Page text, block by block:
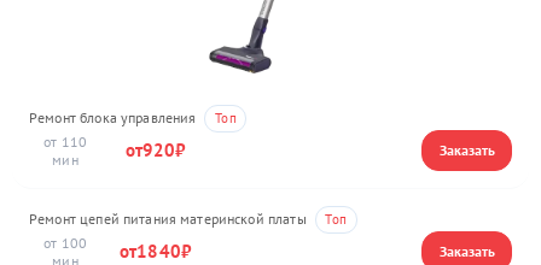
Ремонт блока управления
110
920
Ремонт цепей питания материнской платы
100
1840